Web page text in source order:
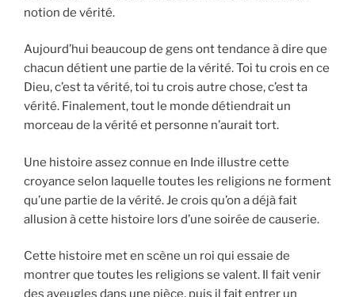
notion de vérité.
Aujourd’hui beaucoup de gens ont tendance à dire que
chacun détient une partie de la vérité. Toi tu crois en ce
Dieu, c’est ta vérité, toi tu crois autre chose, c’est ta
vérité. Finalement, tout le monde détiendrait un
morceau de la vérité et personne n’aurait tort.
Une histoire assez connue en Inde illustre cette
croyance selon laquelle toutes les religions ne forment
qu’une partie de la vérité. Je crois qu’on a déjà fait
allusion à cette histoire lors d’une soirée de causerie.
Cette histoire met en scène un roi qui essaie de
montrer que toutes les religions se valent. Il fait venir
des aveugles dans une pièce, puis il fait entrer un